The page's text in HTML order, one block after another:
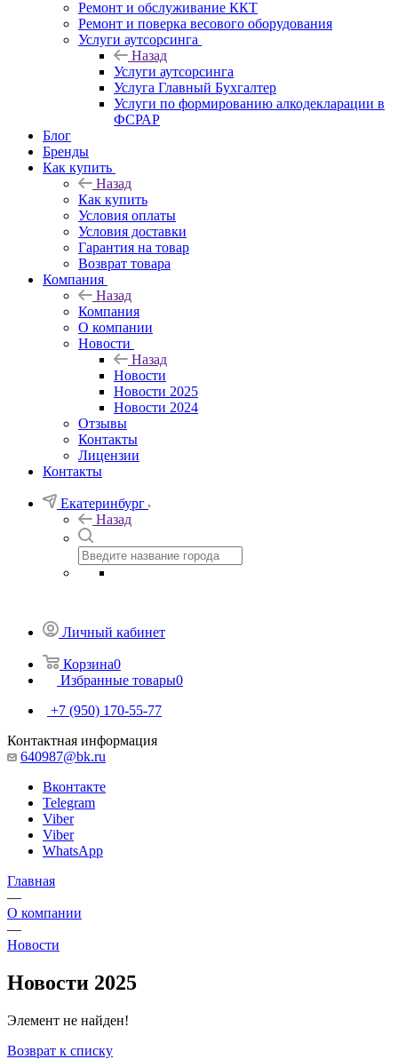
Ремонт и обслуживание ККТ
Ремонт и поверка весового оборудования
Услуги аутсорсинга
Назад
Услуги аутсорсинга
Услуга Главный Бухгалтер
Услуги по формированию алкодекларации в
ФСРАР
Блог
Бренды
Как купить
Назад
Как купить
Условия оплаты
Условия доставки
Гарантия на товар
Возврат товара
Компания
Назад
Компания
О компании
Новости
Назад
Новости
Новости 2025
Новости 2024
Отзывы
Контакты
Лицензии
Контакты
Екатеринбург
Назад
Личный кабинет
Корзина0
Избранные товары0
+7 (950) 170-55-77
Контактная информация
640987@bk.ru
Вконтакте
Telegram
Viber
Viber
WhatsApp
Главная
—
О компании
—
Новости
Новости 2025
Элемент не найден!
Возврат к списку